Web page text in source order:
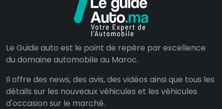
Le Guide auto est le point de repère par excellence
du domaine automobile au Maroc.
Il offre des news, des avis, des vidéos ainsi que tous les
détails sur les nouveaux véhicules et les véhicules
d'occasion sur le marché.